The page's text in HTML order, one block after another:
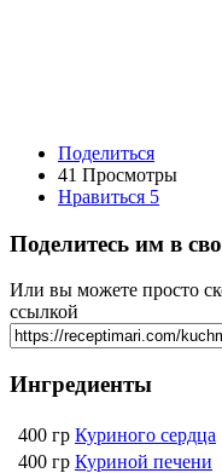
Поделиться
41 Просмотры
Нравиться 5
Поделитесь им в
Или вы можете просто
ссылкой
Ингредиенты
400 гр Куриного сердца
400 гр Куриной печени